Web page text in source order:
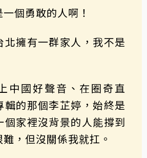
個勇敢的人啊！
北擁有一群家人，我不是
中國好聲音、在圈奇直
輯的那個李芷婷，始終是
個家裡沒背景的人能撐到
，但沒關係我就扛。